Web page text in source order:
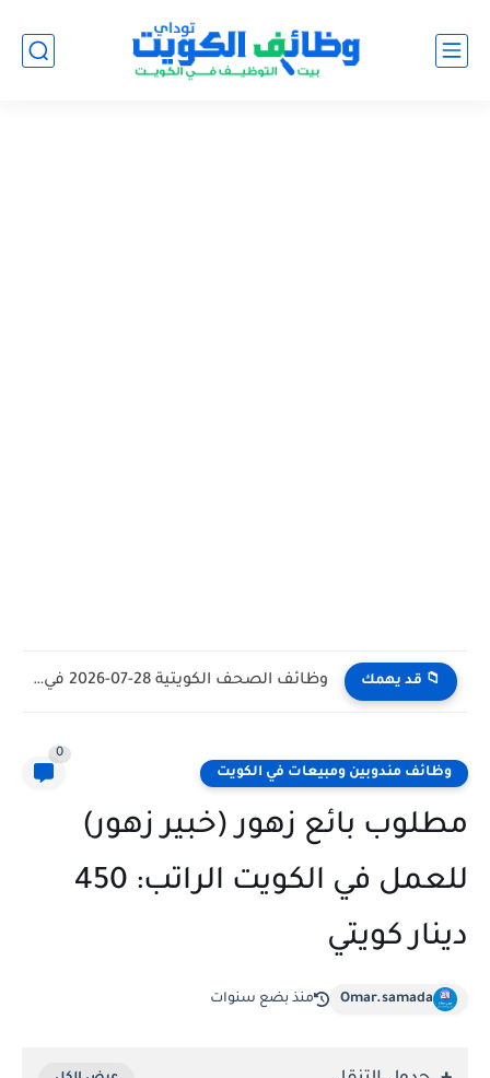
📁 قد يهمك وظائف الكويت اليوم بتاريخ 28-07-2026 للأجانب والمواطنين في مختلف التخصصات
وظائف مندوبين ومبيعات في الكويت
0
مطلوب بائع زهور (خبير زهور)
للعمل في الكويت الراتب: 450
دينار كويتي
Omar.samada منذ بضع سنوات